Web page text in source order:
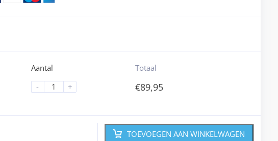
Aantal
-
+
Totaal
€89,95
TOEVOEGEN AAN WINKELWAGEN